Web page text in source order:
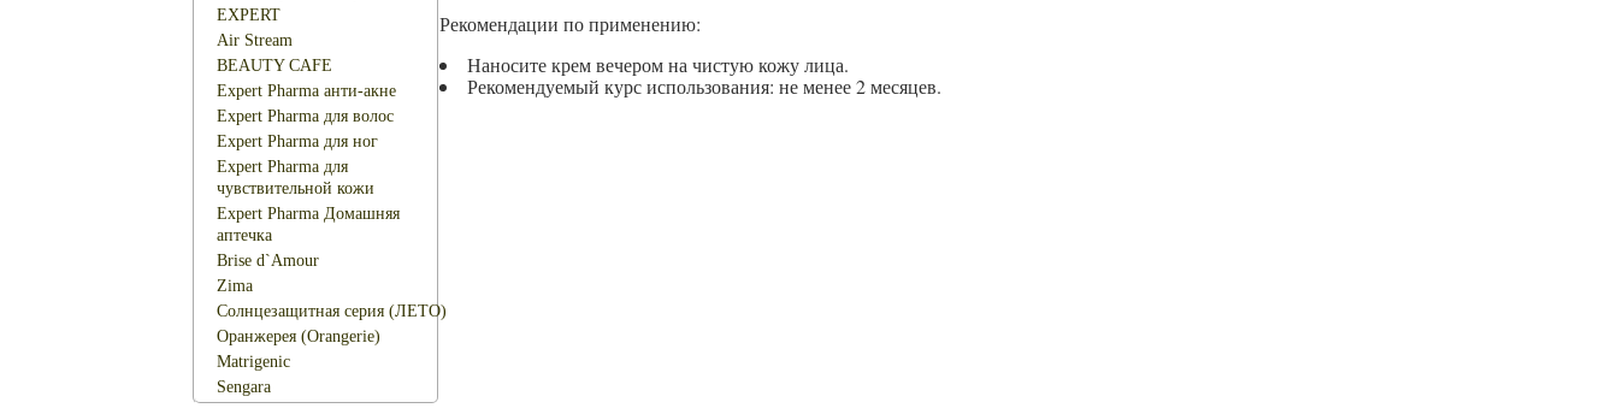
EXPERT
Air Stream
BEAUTY CAFЕ
Expert Pharma анти-акне
Expert Pharma для волос
Expert Pharma для ног
Expert Pharma для
чувствительной кожи
Expert Pharma Домашняя
аптечка
Brise d`Amour
Zima
Солнцезащитная серия (ЛЕТО)
Оранжерея (Orangerie)
Matrigenic
Sengara
Рекомендации по применению:
Наносите крем вечером на чистую кожу лица.
Рекомендуемый курс использования: не менее 2 месяцев.